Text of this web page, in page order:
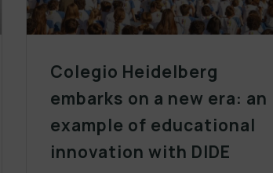
Colegio Heidelberg
embarks on a new era: an
example of educational
innovation with DIDE